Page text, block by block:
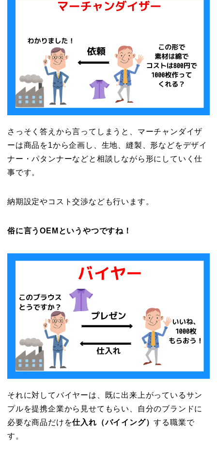
さっそく答えから言ってしまうと、マーチャンダイザ
ーは商品を1から企画し、生地、縫製、形などをデザイ
ナー・パタンナーなどと相談しながら形にしていく仕
事です。
納期設定やコスト交渉なども行います。
俗に言うOEMというやつですね！
それに対してバイヤーは、既に出来上がっているサン
プルを提携企業から見せてもらい、自分のブランドに
必要な商品だけを仕入れ（バイイング）する職業で
す。